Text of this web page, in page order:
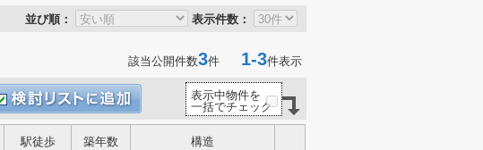
並び順： 表示件数：
該当公開件数3件 1-3件表示
表示中物件を
一括でチェック
駅徒歩
築年数
構造